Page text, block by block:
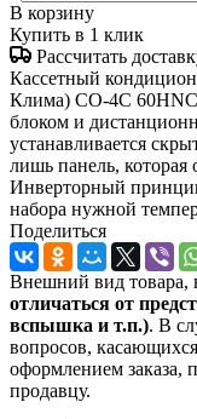
В корзину
Купить в 1 клик
Рассчитать
Кассетный
Клима) CO-4C
блоком и
устанавливается
лишь панель, которая
Инверторный
набора нужной
Поделиться
Внешний вид товара,
отличаться от
вспышка и т.п.). В
вопросов,
оформлением заказа,
продавцу.